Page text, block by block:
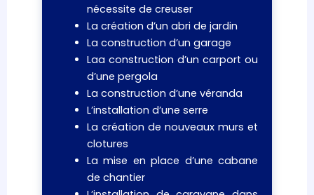
nécessite de creuser
La création d’un abri de jardin
La construction d’un garage
Laa construction d’un carport ou
d’une pergola
La construction d’une véranda
L’installation d’une serre
La création de nouveaux murs et
clotures
La mise en place d’une cabane
de chantier